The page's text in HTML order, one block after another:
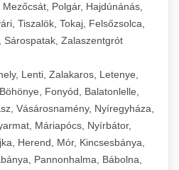
Polgár, Hajdúnánás,
Tiszalök, Tokaj, Felsőzsolca,
Sárospatak, Zalaszentgrót
Lenti, Zalakaros, Letenye,
Fonyód, Balatonlelle,
Vásárosnamény, Nyíregyháza,
Máriapócs, Nyírbátor,
Herend, Mór, Kincsesbánya,
Pannonhalma, Bábolna,